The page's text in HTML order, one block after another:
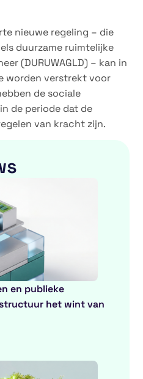
nieuwe regeling – die
duurzame ruimtelijke
(DURUWAGLD) – kan in
worden verstrekt voor
de sociale
de periode dat de
van kracht zijn.
en publieke
het wint van